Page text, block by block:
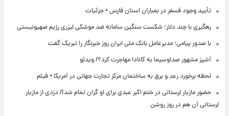
تأیید وجود فسفر در بمباران استان فارس + جزئیات
رهگیری با چند دلار؛ شکست سنگین سامانه ضد موشکی لیزری رژیم صهیونیستی
با صدور پیامی؛ مدیرعامل بانک ملی ایران روز خبرنگار را تبریک گفت
آشپز مشهور صداوسیما به کانادا مهاجرت کرد؟/ ویدئو
لحظه برخورد رعد و برق به ساختمان مرکز تجارت جهانی در آمریکا + فیلم
حضور مازیار لرستانی در ختم اکبر عبدی برای او گران تمام شد!/ دزدی از مازیار
لرستانی آن هم در روز روشن